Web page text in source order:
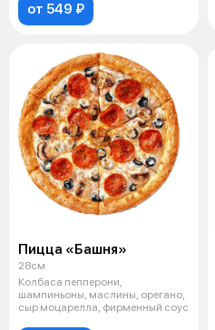
от 549 ₽
Пицца «Башня»
28см
Колбаса пепперони,
шампиньоны, маслины, орегано,
сыр моцарелла, фирменный соус